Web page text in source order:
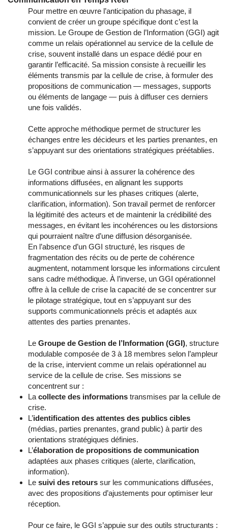
Pour mettre en œuvre l’anticipation du phasage, il
convient de créer un groupe spécifique dont c’est la
mission. Le Groupe de Gestion de l’Information (GGI) agit
comme un relais opérationnel au service de la cellule de
crise, souvent installé dans un espace dédié pour en
garantir l’efficacité. Sa mission consiste à recueillir les
éléments transmis par la cellule de crise, à formuler des
propositions de communication — messages, supports
ou éléments de langage — puis à diffuser ces derniers
une fois validés.
Cette approche méthodique permet de structurer les
échanges entre les décideurs et les parties prenantes, en
s’appuyant sur des orientations stratégiques préétablies.
Le GGI contribue ainsi à assurer la cohérence des
informations diffusées, en alignant les supports
communicationnels sur les phases critiques (alerte,
clarification, information). Son travail permet de renforcer
la légitimité des acteurs et de maintenir la crédibilité des
messages, en évitant les incohérences ou les distorsions
qui pourraient naître d’une diffusion désorganisée.
En l’absence d’un GGI structuré, les risques de
fragmentation des récits ou de perte de cohérence
augmentent, notamment lorsque les informations circulent
sans cadre méthodique. À l’inverse, un GGI opérationnel
offre à la cellule de crise la capacité de se concentrer sur
le pilotage stratégique, tout en s’appuyant sur des
supports communicationnels précis et adaptés aux
attentes des parties prenantes.
Le Groupe de Gestion de l’Information (GGI), structure
modulable composée de 3 à 18 membres selon l’ampleur
de la crise, intervient comme un relais opérationnel au
service de la cellule de crise. Ses missions se
concentrent sur :
La collecte des informations transmises par la cellule de
crise.
L’identification des attentes des publics cibles
(médias, parties prenantes, grand public) à partir des
orientations stratégiques définies.
L’élaboration de propositions de communication
adaptées aux phases critiques (alerte, clarification,
information).
Le suivi des retours sur les communications diffusées,
avec des propositions d’ajustements pour optimiser leur
réception.
Pour ce faire, le GGI s’appuie sur des outils structurants :